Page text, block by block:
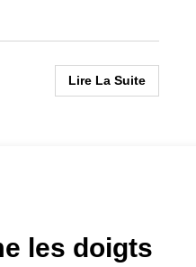
Lire La Suite
les doigts